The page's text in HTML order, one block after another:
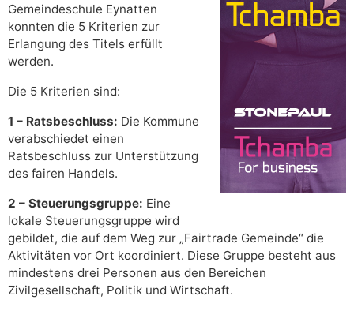
Gemeindeschule Eynatten
konnten die 5 Kriterien zur
Erlangung des Titels erfüllt
werden.
Die 5 Kriterien sind:
1 – Ratsbeschluss: Die Kommune
verabschiedet einen
Ratsbeschluss zur Unterstützung
des fairen Handels.
2 – Steuerungsgruppe: Eine
lokale Steuerungsgruppe wird
gebildet, die auf dem Weg zur „Fairtrade Gemeinde“ die
Aktivitäten vor Ort koordiniert. Diese Gruppe besteht aus
mindestens drei Personen aus den Bereichen
Zivilgesellschaft, Politik und Wirtschaft.